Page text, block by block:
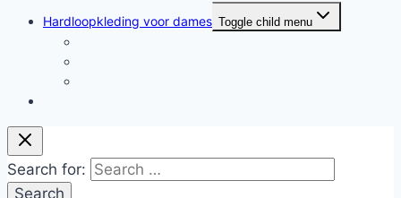
Hardloopkleding voor dames Toggle child menu
Search for: